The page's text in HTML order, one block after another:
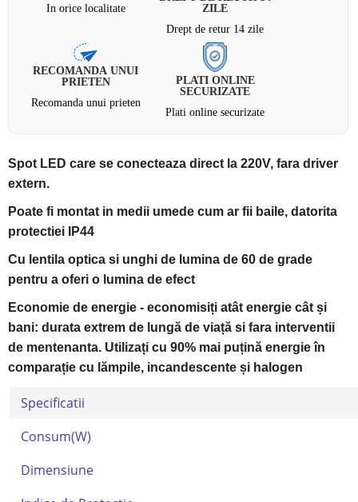
In orice localitate
ZILE
Drept de retur 14 zile
RECOMANDA UNUI
PRIETEN
Recomanda unui prieten
PLATI ONLINE
SECURIZATE
Plati online securizate
Spot LED care se conecteaza direct la 220V, fara driver
extern.
Poate fi montat in medii umede cum ar fii baile, datorita
protectiei IP44
Cu lentila optica si unghi de lumina de 60 de grade
pentru a oferi o lumina de efect
Economie de energie - economisiți atât energie cât și
bani: durata extrem de lungă de viață si fara interventii
de mentenanta. Utilizați cu 90% mai puțină energie în
comparație cu lămpile, incandescente și halogen
Specificatii
Consum(W)
Dimensiune